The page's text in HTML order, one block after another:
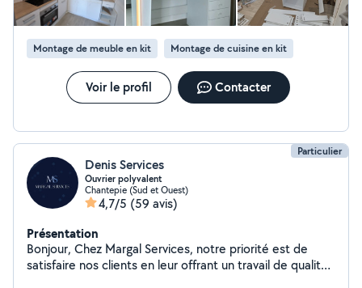
Montage de meuble en kit Montage de cuisine en kit
Voir le profil Contacter
Particulier
Denis Services
Ouvrier polyvalent
Chantepie (Sud et Ouest)
4,7/5 (59 avis)
Présentation
Bonjour, Chez Margal Services, notre priorité est de
satisfaire nos clients en leur offrant un travail de qualité